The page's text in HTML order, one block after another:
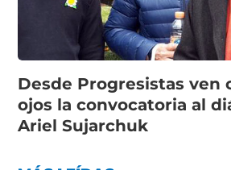
Desde Progresistas ven
ojos la convocatoria al
Ariel Sujarchuk